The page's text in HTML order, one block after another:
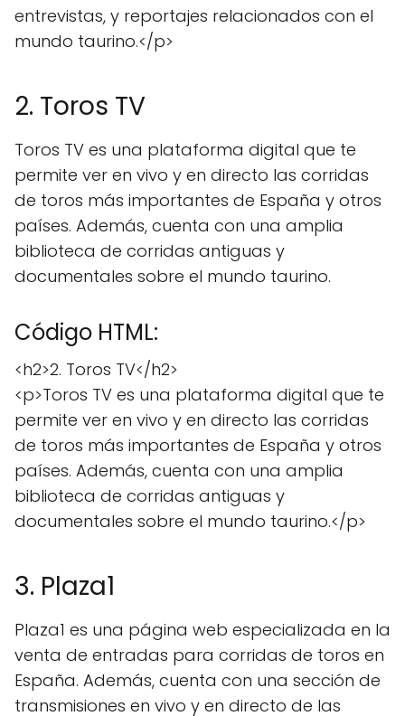
entrevistas, y reportajes relacionados con el
mundo taurino.</p>
2. Toros TV
Toros TV es una plataforma digital que te
permite ver en vivo y en directo las corridas
de toros más importantes de España y otros
países. Además, cuenta con una amplia
biblioteca de corridas antiguas y
documentales sobre el mundo taurino.
Código HTML:
<h2>2. Toros TV</h2>
<p>Toros TV es una plataforma digital que te
permite ver en vivo y en directo las corridas
de toros más importantes de España y otros
países. Además, cuenta con una amplia
biblioteca de corridas antiguas y
documentales sobre el mundo taurino.</p>
3. Plaza1
Plaza1 es una página web especializada en la
venta de entradas para corridas de toros en
España. Además, cuenta con una sección de
transmisiones en vivo y en directo de las